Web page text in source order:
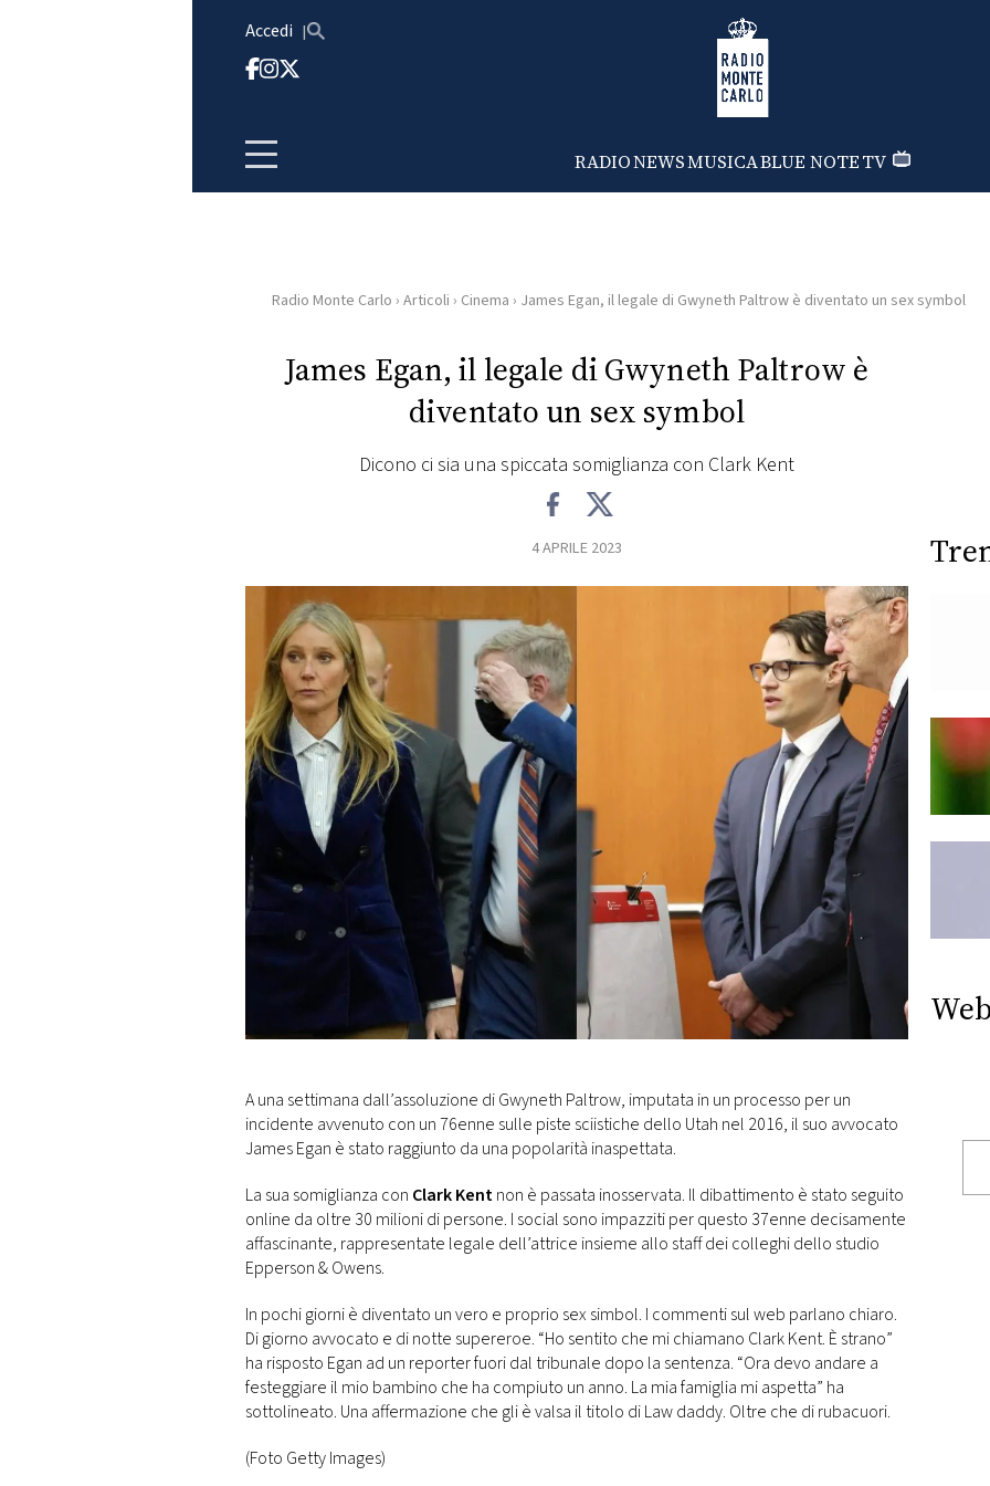
Accedi Radio Monte Carlo
RADIONEWSMUSICABLUE NOTETV
HOME
RADIO
NEWS
FOTO
CONCORSI
EVENTI
VIDEO
TV
RMC
CONSIGLIA
Radio Monte Carlo › Articoli › Cinema › James Egan, il legale di Gwyneth Paltrow è diventato un sex symbol
James Egan, il legale di Gwyneth Paltrow è
diventato un sex symbol
Dicono ci sia una spiccata somiglianza con Clark Kent
4 APRILE 2023
A una settimana dall’assoluzione di Gwyneth Paltrow, imputata in un processo per un
incidente avvenuto con un 76enne sulle piste sciistiche dello Utah nel 2016, il suo avvocato
James Egan è stato raggiunto da una popolarità inaspettata.
La sua somiglianza con Clark Kentnon è passata inosservata. Il dibattimento è stato seguito
online da oltre 30 milioni di persone. I social sono impazziti per questo 37enne decisamente
affascinante, rappresentate legale dell’attrice insieme allo staff dei colleghi dello studio
Epperson & Owens.
In pochi giorni è diventato un vero e proprio sex simbol. I commenti sul web parlano chiaro.
Di giorno avvocato e di notte supereroe. “Ho sentito che mi chiamano Clark Kent. È strano”
ha risposto Egan ad un reporter fuori dal tribunale dopo la sentenza. “Ora devo andare a
festeggiare il mio bambino che ha compiuto un anno. La mia famiglia mi aspetta” ha
sottolineato. Una affermazione che gli è valsa il titolo di Law daddy. Oltre che di rubacuori.
(Foto Getty Images)